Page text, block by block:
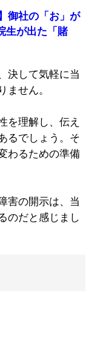
御社の「お」が
生が出た「賭
決して気軽に当
ません。
を理解し、伝え
るでしょう。そ
わるための準備
害の開示は、当
のだと感じまし